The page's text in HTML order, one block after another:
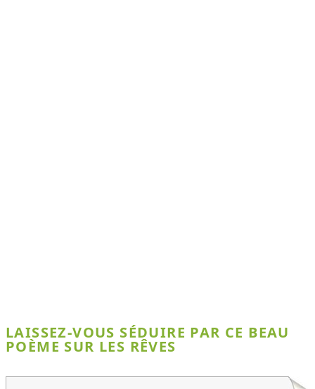
LAISSEZ-VOUS SÉDUIRE PAR CE BEAU
POÈME SUR LES RÊVES